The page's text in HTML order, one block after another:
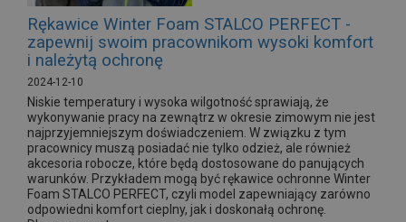
Rękawice Winter Foam STALCO PERFECT -
zapewnij swoim pracownikom wysoki komfort
i należytą ochronę
2024-12-10
Niskie temperatury i wysoka wilgotność sprawiają, że
wykonywanie pracy na zewnątrz w okresie zimowym nie jest
najprzyjemniejszym doświadczeniem. W związku z tym
pracownicy muszą posiadać nie tylko odzież, ale również
akcesoria robocze, które będą dostosowane do panujących
warunków. Przykładem mogą być rękawice ochronne Winter
Foam STALCO PERFECT, czyli model zapewniający zarówno
odpowiedni komfort cieplny, jak i doskonałą ochronę.